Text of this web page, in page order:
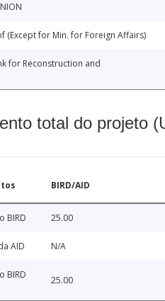
(Except for Min. for Foreign Affairs)
for Reconstruction and
total do projeto
BIRD/AID
BIRD 25.00
AID N/A
BIRD
25.00